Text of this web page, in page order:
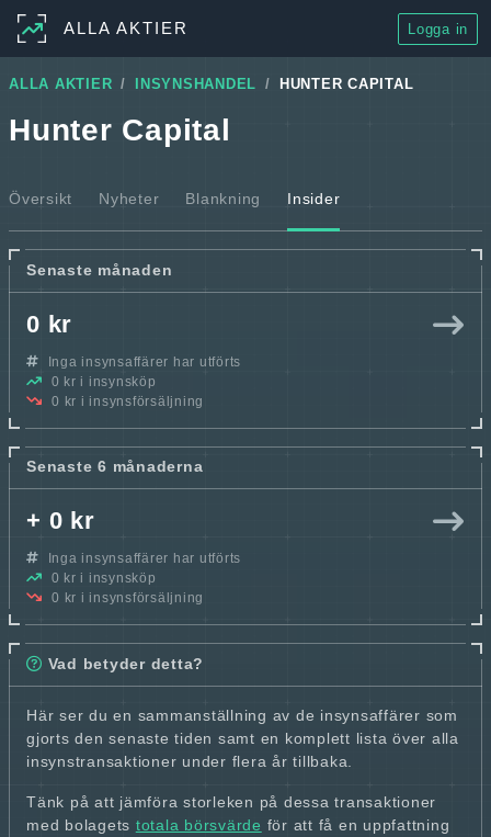
ALLA AKTIER Logga in
ALLA AKTIER INSYNSHANDEL HUNTER CAPITAL
Hunter Capital
Översikt Nyheter Blankning Insider
Senaste månaden
0 kr
Inga insynsaffärer har utförts
0 kr i insynsköp
0 kr i insynsförsäljning
Senaste 6 månaderna
+ 0 kr
Inga insynsaffärer har utförts
0 kr i insynsköp
0 kr i insynsförsäljning
Vad betyder detta?
Här ser du en sammanställning av de insynsaffärer som
gjorts den senaste tiden samt en komplett lista över alla
insynstransaktioner under flera år tillbaka.
Tänk på att jämföra storleken på dessa transaktioner
med bolagets totala börsvärde för att få en uppfattning